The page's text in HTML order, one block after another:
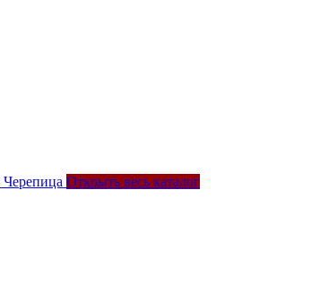
Черепица Открыть весь каталог